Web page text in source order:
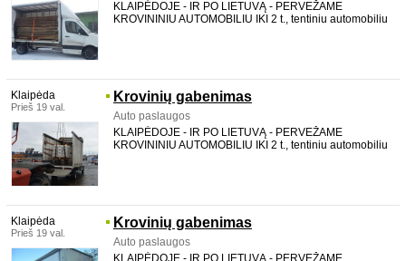
KLAIPĖDOJE - IR PO LIETUVĄ - PERVEŽAME
KROVININIU AUTOMOBILIU IKI 2 t., tentiniu automobiliu
Klaipėda
Prieš 19 val.
Krovinių gabenimas
Auto paslaugos
KLAIPĖDOJE - IR PO LIETUVĄ - PERVEŽAME
KROVININIU AUTOMOBILIU IKI 2 t., tentiniu automobiliu
Klaipėda
Prieš 19 val.
Krovinių gabenimas
Auto paslaugos
KLAIPĖDOJE - IR PO LIETUVĄ - PERVEŽAME